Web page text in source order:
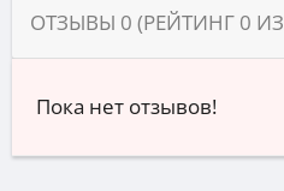
ОТЗЫВЫ 0 (РЕЙТИНГ 0 ИЗ
Пока нет отзывов!